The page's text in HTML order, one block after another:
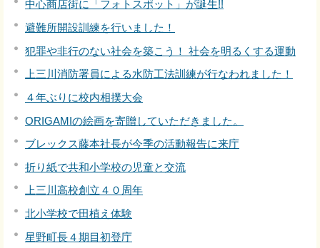
中心商店街に「フォトスポット」が誕生!!
避難所開設訓練を行いました！
犯罪や非行のない社会を築こう！ 社会を明るくする運動
上三川消防署員による水防工法訓練が行なわれました！
４年ぶりに校内相撲大会
ORIGAMIの絵画を寄贈していただきました。
ブレックス藤本社長が今季の活動報告に来庁
折り紙で共和小学校の児童と交流
上三川高校創立４０周年
北小学校で田植え体験
星野町長４期目初登庁